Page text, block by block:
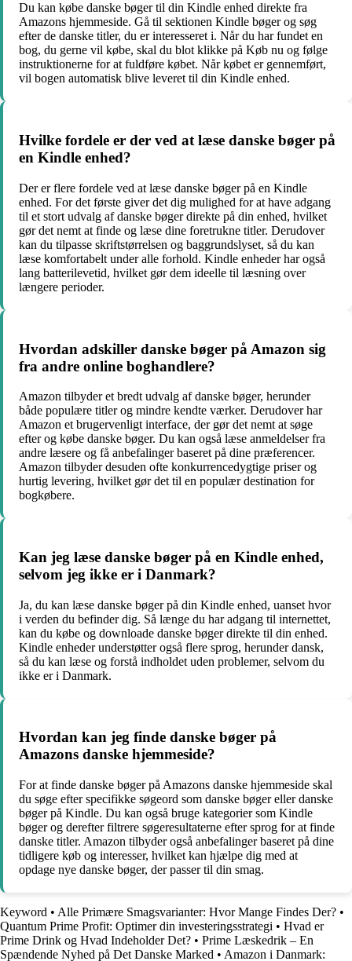
Du kan købe danske bøger til din Kindle enhed direkte fra
Amazons hjemmeside. Gå til sektionen Kindle bøger og søg
efter de danske titler, du er interesseret i. Når du har fundet en
bog, du gerne vil købe, skal du blot klikke på Køb nu og følge
instruktionerne for at fuldføre købet. Når købet er gennemført,
vil bogen automatisk blive leveret til din Kindle enhed.
Hvilke fordele er der ved at læse danske bøger på
en Kindle enhed?
Der er flere fordele ved at læse danske bøger på en Kindle
enhed. For det første giver det dig mulighed for at have adgang
til et stort udvalg af danske bøger direkte på din enhed, hvilket
gør det nemt at finde og læse dine foretrukne titler. Derudover
kan du tilpasse skriftstørrelsen og baggrundslyset, så du kan
læse komfortabelt under alle forhold. Kindle enheder har også
lang batterilevetid, hvilket gør dem ideelle til læsning over
længere perioder.
Hvordan adskiller danske bøger på Amazon sig
fra andre online boghandlere?
Amazon tilbyder et bredt udvalg af danske bøger, herunder
både populære titler og mindre kendte værker. Derudover har
Amazon et brugervenligt interface, der gør det nemt at søge
efter og købe danske bøger. Du kan også læse anmeldelser fra
andre læsere og få anbefalinger baseret på dine præferencer.
Amazon tilbyder desuden ofte konkurrencedygtige priser og
hurtig levering, hvilket gør det til en populær destination for
bogkøbere.
Kan jeg læse danske bøger på en Kindle enhed,
selvom jeg ikke er i Danmark?
Ja, du kan læse danske bøger på din Kindle enhed, uanset hvor
i verden du befinder dig. Så længe du har adgang til internettet,
kan du købe og downloade danske bøger direkte til din enhed.
Kindle enheder understøtter også flere sprog, herunder dansk,
så du kan læse og forstå indholdet uden problemer, selvom du
ikke er i Danmark.
Hvordan kan jeg finde danske bøger på
Amazons danske hjemmeside?
For at finde danske bøger på Amazons danske hjemmeside skal
du søge efter specifikke søgeord som danske bøger eller danske
bøger på Kindle. Du kan også bruge kategorier som Kindle
bøger og derefter filtrere søgeresultaterne efter sprog for at finde
danske titler. Amazon tilbyder også anbefalinger baseret på dine
tidligere køb og interesser, hvilket kan hjælpe dig med at
opdage nye danske bøger, der passer til din smag.
Keyword • Alle Primære Smagsvarianter: Hvor Mange Findes Der? •
Quantum Prime Profit: Optimer din investeringsstrategi • Hvad er
Prime Drink og Hvad Indeholder Det? • Prime Læskedrik – En
Spændende Nyhed på Det Danske Marked • Amazon i Danmark: